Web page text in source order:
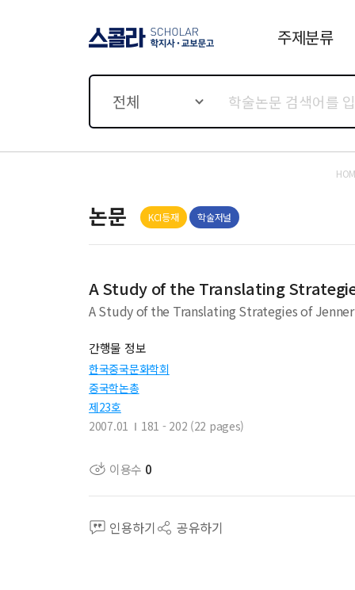
주제분류
전체
논문 KCI등재 학술저널
A Study of the Translating
A Study of the Translating Strategies of
간행물 정보
한국중국문화학회
중국학논총
제23호
2007.01
181 - 202 (22 pages)
이용수 0
인용하기 공유하기